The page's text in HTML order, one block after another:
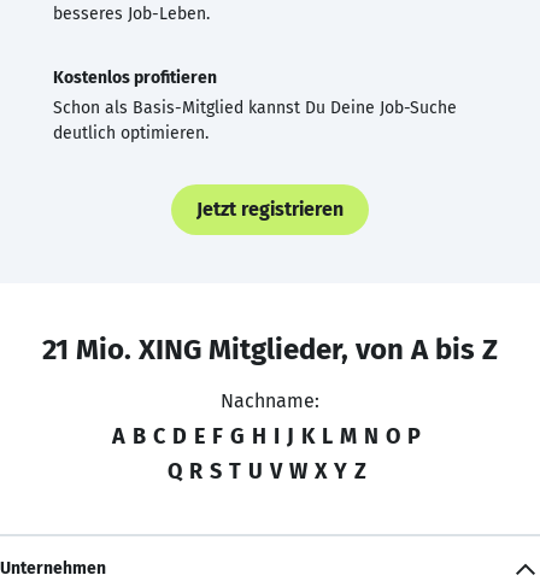
besseres Job-Leben.
Kostenlos profitieren
Schon als Basis-Mitglied kannst Du Deine Job-Suche
deutlich optimieren.
Jetzt registrieren
21 Mio. XING Mitglieder, von A bis Z
Nachname:
A B C D E F G H I J K L M N O P
Q R S T U V W X Y Z
Unternehmen